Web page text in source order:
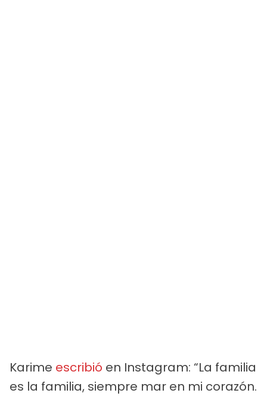
Karime escribió en Instagram: “La familia
es la familia, siempre mar en mi corazón.